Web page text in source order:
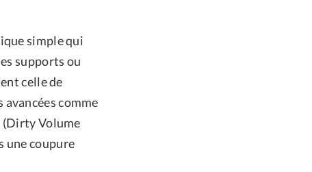
simple qui
supports ou
celle de
comme
(Dirty Volume
une coupure